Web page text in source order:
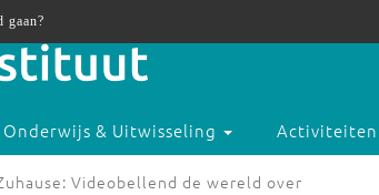
Onderwijs & Uitwisseling Activiteiten
Videobellend de wereld over
gaan?